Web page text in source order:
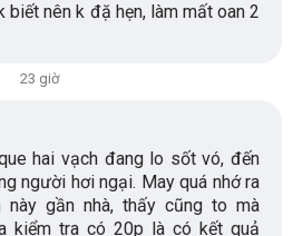
biết nên k đặ hẹn, làm mất oan 2
23 giờ
hai vạch đang lo sốt vó, đến
người hơi ngại. May quá nhớ ra
này gần nhà, thấy cũng to mà
kiểm tra có 20p là có kết quả